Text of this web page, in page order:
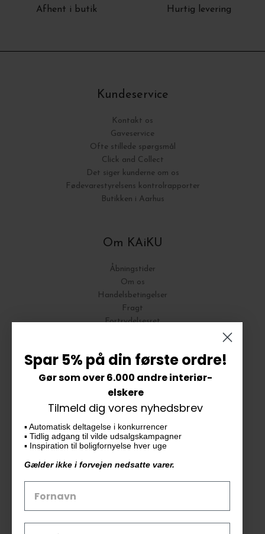
Afhent i butik Hurtig levering
Kundeservice
Kontakt os
Gaveservice
Ofte stillede spørgsmål
Click and Collect
Det siger kunderne om os
Fødevarestyrelsens kontrolrapporter
Butikken i Aarhus
Om KAiKU
Åbningstider
Om os
Handelsbetingelser
Fragt
Fortrydelsesret
Vores butik
KAiKU ApS
Langdalsvej 46, bygning 7
8220 Brabrand
Tlf. 33 11 19 07
CVR-nr. 30715349
Spar 5% på din første ordre!
Gør som over 6.000 andre interiør-
elskere
Tilmeld dig vores nyhedsbrev
▪️ Automatisk deltagelse i konkurrencer
▪️ Tidlig adgang til vilde udsalgskampagner
▪️ Inspiration til boligfornyelse hver uge
Gælder ikke i forvejen nedsatte varer.